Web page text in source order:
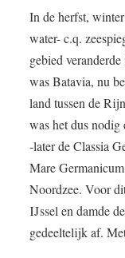
In de herfst,
water- c.q.
gebied
was Batavia, nu
land tussen de
was het dus
-later de Classia
Mare
Noordzee. Voor
IJssel en damde
gedeeltelijk af.